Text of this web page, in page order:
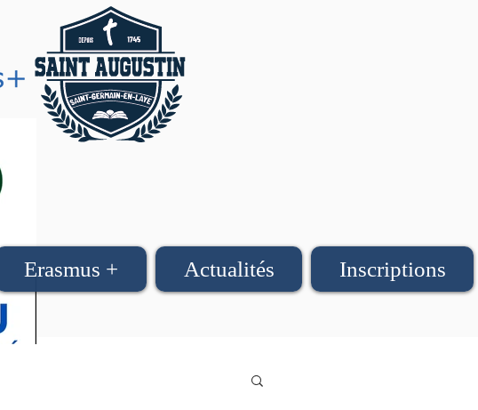
Erasmus + Actualités Inscriptions